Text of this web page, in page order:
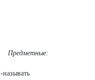
Предметные:
-называть